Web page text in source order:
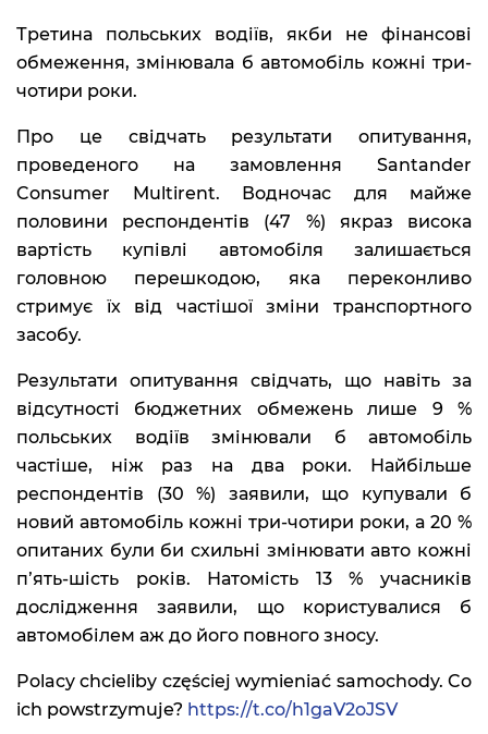
Третина польських водіїв, якби не фінансові
обмеження, змінювала б автомобіль кожні три-
чотири роки.
Про це свідчать результати опитування,
проведеного на замовлення Santander
Consumer Multirent. Водночас для майже
половини респондентів (47 %) якраз висока
вартість купівлі автомобіля залишається
головною перешкодою, яка переконливо
стримує їх від частішої зміни транспортного
засобу.
Результати опитування свідчать, що навіть за
відсутності бюджетних обмежень лише 9 %
польських водіїв змінювали б автомобіль
частіше, ніж раз на два роки. Найбільше
респондентів (30 %) заявили, що купували б
новий автомобіль кожні три-чотири роки, а 20 %
опитаних були би схильні змінювати авто кожні
пʼять-шість років. Натомість 13 % учасників
дослідження заявили, що користувалися б
автомобілем аж до його повного зносу.
Polacy chcieliby częściej wymieniać samochody. Co
ich powstrzymuje? https://t.co/h1gaV2oJSV